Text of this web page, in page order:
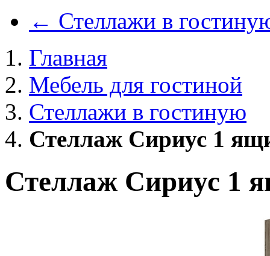
← Стеллажи в
Главная
Мебель для гостиной
Стеллажи в гостиную
Стеллаж Сириус 1
Стеллаж Сириус 1